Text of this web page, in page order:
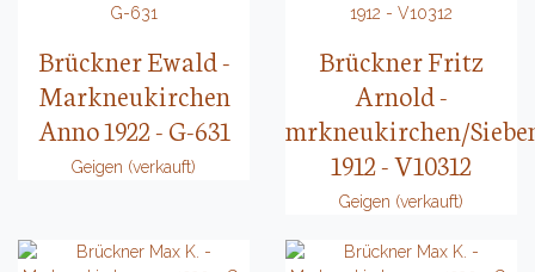
Brückner Ewald -
Markneukirchen
Anno 1922 - G-631
Geigen (verkauft)
Brückner Fritz
Arnold -
mrkneukirchen/
1912 - V10312
Geigen (verkauft)